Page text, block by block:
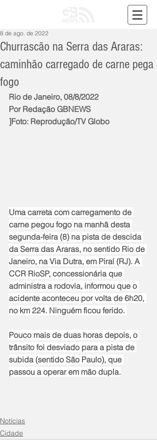
Churrascão na Serra das Araras:
caminhão carregado de carne pega
fogo
8 de ago. de 2022
Rio de Janeiro, 08/8/2022
Por Redação GBNEWS
]Foto: Reprodução/TV Globo
Uma carreta com carregamento de
carne pegou fogo na manhã desta
segunda-feira (8) na pista de descida
da Serra das Araras, no sentido Rio de
Janeiro, na Via Dutra, em Piraí (RJ). A
CCR RioSP, concessionária que
administra a rodovia, informou que o
acidente aconteceu por volta de 6h20,
no km 224. Ninguém ficou ferido.
Pouco mais de duas horas depois, o
trânsito foi desviado para a pista de
subida (sentido São Paulo), que
passou a operar em mão dupla.
Notícias
Cidade